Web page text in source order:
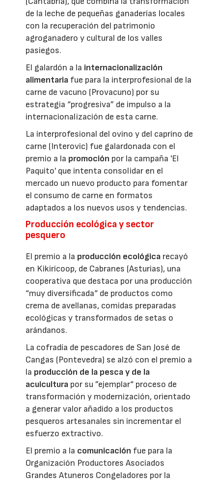
de la leche de pequeñas ganaderías locales
con la recuperación del patrimonio
agroganadero y cultural de los valles
pasiegos.
El galardón a la internacionalización
alimentaria fue para la interprofesional de la
carne de vacuno (Provacuno) por su
estrategia “progresiva” de impulso a la
internacionalización de esta carne.
La interprofesional del ovino y del caprino de
carne (Interovic) fue galardonada con el
premio a la promoción por la campaña 'El
Paquito' que intenta consolidar en el
mercado un nuevo producto para fomentar
el consumo de carne en formatos
adaptados a los nuevos usos y tendencias.
Producción ecológica y sector
pesquero
El premio a la producción ecológica recayó
en Kikiricoop, de Cabranes (Asturias), una
cooperativa que destaca por una producción
“muy diversificada“ de productos como
crema de avellanas, comidas preparadas
ecológicas y transformados de setas o
arándanos.
La cofradía de pescadores de San José de
Cangas (Pontevedra) se alzó con el premio a
la producción de la pesca y de la
acuicultura por su ”ejemplar“ proceso de
transformación y modernización, orientado
a generar valor añadido a los productos
pesqueros artesanales sin incrementar el
esfuerzo extractivo.
El premio a la comunicación fue para la
Organización Productores Asociados
Grandes Atuneros Congeladores por la